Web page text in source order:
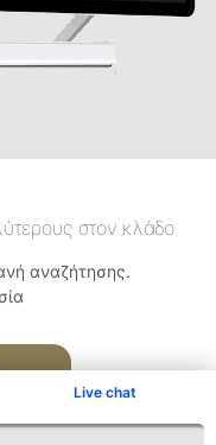
Live chat
στον κλάδο
αναζήτησης.